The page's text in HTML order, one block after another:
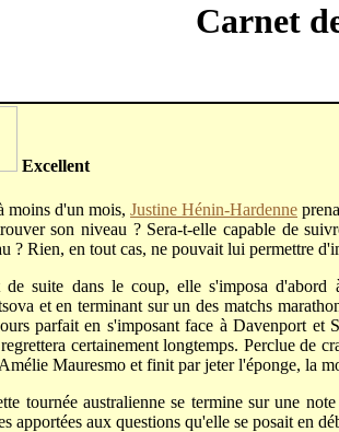
Carnet
Excellent
moins d'un mois,Justine Hénin-Hardenne
son niveau ? Sera-t-elle capable de
? Rien, en tout cas, ne pouvait lui permettre
de suite dans le coup, elle s'imposa
et en terminant sur un des matchs
parfait en s'imposant face à Davenport
certainement longtemps. Perclue de
Mauresmo et finit par jeter l'éponge, la
tournée australienne se termine sur une
apportées aux questions qu'elle se posait en